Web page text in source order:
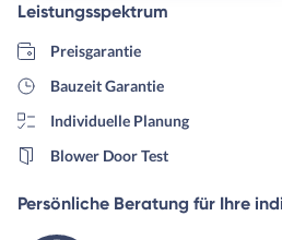
Leistungsspektrum
Preisgarantie
Bauzeit Garantie
Individuelle Planung
Blower Door Test
Persönliche Beratung für Ihre